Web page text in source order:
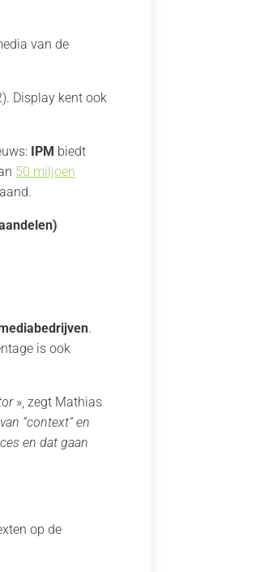
van de
Display kent ook
IPM biedt
50 miljoen
.
is ook
», zegt Mathias
“context” en
en dat gaan
op de